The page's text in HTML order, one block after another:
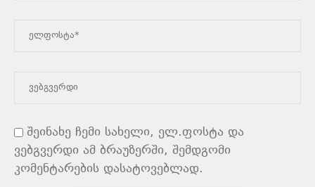
შეინახე ჩემი სახელი, ელ.ფოსტა და
ვებგვერდი ამ ბრაუზერში, შემდგომი
კომენტარების დასატოვებლად.